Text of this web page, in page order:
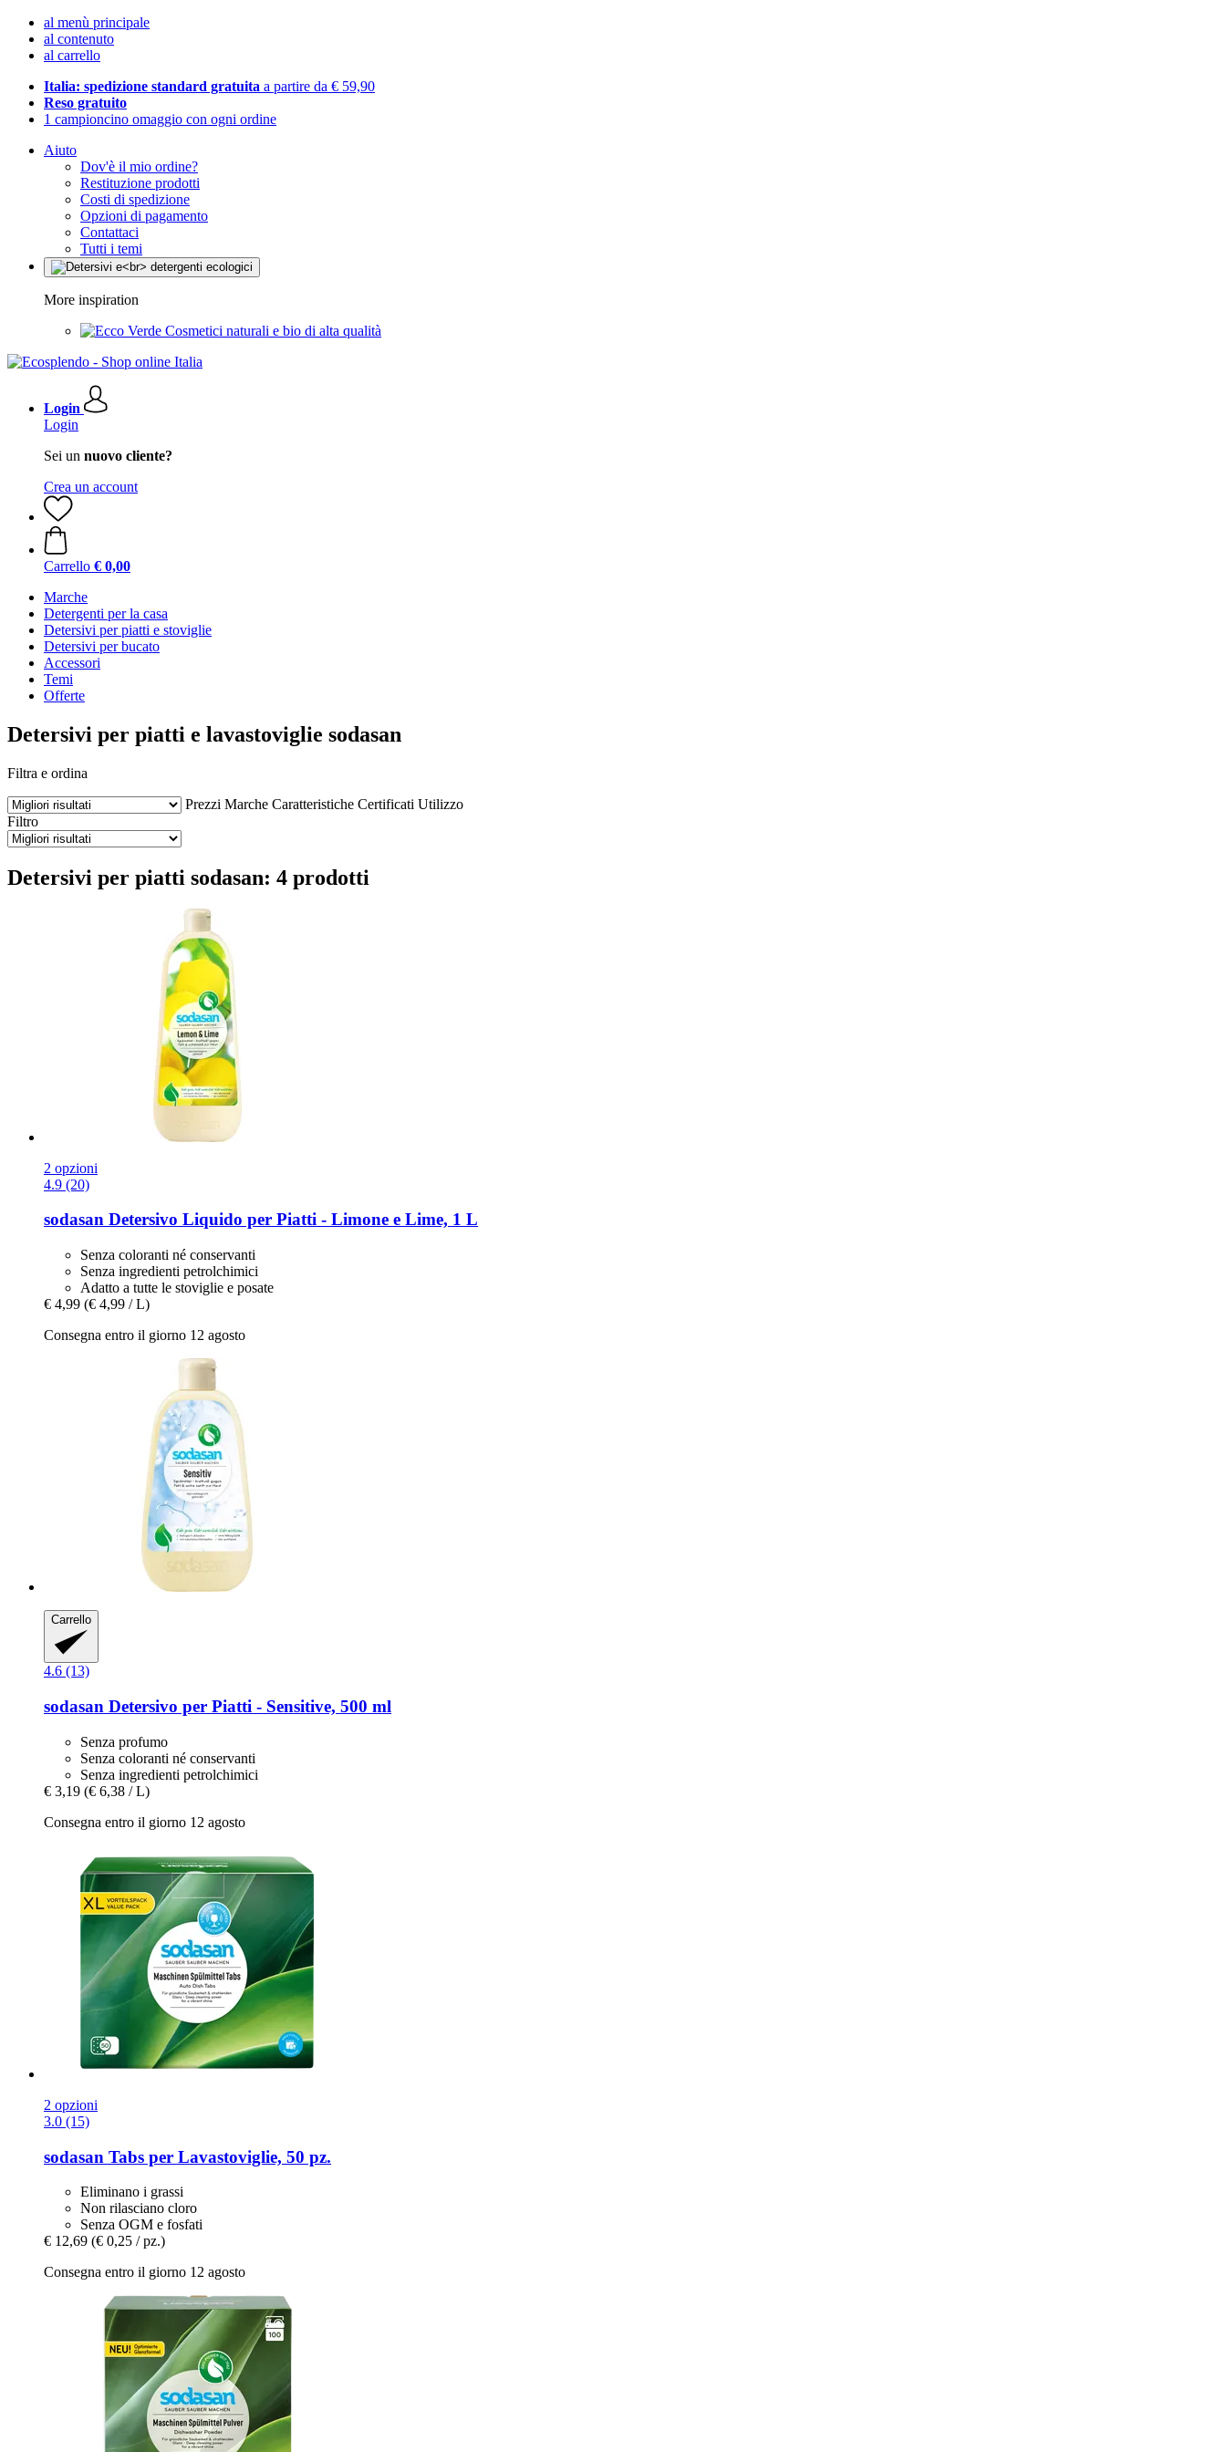
al menù principale
al contenuto
al carrello
Italia: spedizione standard gratuita a partire da € 59,90
Reso gratuito
1 campioncino omaggio con ogni ordine
Aiuto
Dov'è il mio ordine?
Restituzione prodotti
Costi di spedizione
Opzioni di pagamento
Contattaci
Tutti i temi
More inspiration
Cosmetici naturali e bio di alta qualità
Login
Login
Sei un nuovo cliente?
Crea un account
Carrello € 0,00
Marche
Detergenti per la casa
Detersivi per piatti e stoviglie
Detersivi per bucato
Accessori
Temi
Offerte
Detersivi per piatti e lavastoviglie sodasan
Filtra e ordina
Prezzi Marche Caratteristiche Certificati Utilizzo
Filtro
Detersivi per piatti sodasan: 4 prodotti
2 opzioni
4.9 (20)
sodasan Detersivo Liquido per Piatti -​ Limone e Lime, 1 L
Senza coloranti né conservanti
Senza ingredienti petrolchimici
Adatto a tutte le stoviglie e posate
€ 4,99 (€ 4,99 / L)
Consegna entro il giorno 12 agosto
Carrello
4.6 (13)
sodasan Detersivo per Piatti -​ Sensitive, 500 ml
Senza profumo
Senza coloranti né conservanti
Senza ingredienti petrolchimici
€ 3,19 (€ 6,38 / L)
Consegna entro il giorno 12 agosto
2 opzioni
3.0 (15)
sodasan Tabs per Lavastoviglie, 50 pz.
Eliminano i grassi
Non rilasciano cloro
Senza OGM e fosfati
€ 12,69 (€ 0,25 / pz.)
Consegna entro il giorno 12 agosto